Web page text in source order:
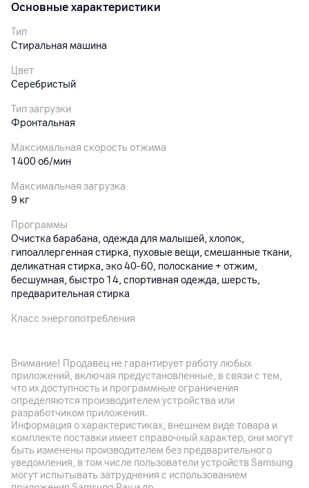
Основные характеристики
Тип
Стиральная машина
Цвет
Серебристый
Тип загрузки
Фронтальная
Максимальная скорость отжима
1400 об/мин
Максимальная загрузка
9 кг
Программы
Очистка барабана, одежда для малышей, хлопок,
гипоаллергенная стирка, пуховые вещи, смешанные ткани,
деликатная стирка, эко 40-60, полоскание + отжим,
бecшyмнaя, быстро 14, спортивная одежда, шерсть,
предварительная стирка
Класс энергопотребления
Функции и особенности
Обработка паром, технология искусственного интеллекта AI
DD (подбирает самый оптимальный режим стирки для
белья, распознавая вес и тип ткани), добавление вещи,
звуковой сигнал, регулировка температуры стирки,
регулировка скорости отжима, блокировка от детей, дверца
из закаленного стекла, поддержка удаленного управления и
диагностики через приложение ThinQ (поддержка Яндекс
Алисы)
Внимание! Продавец не гарантирует работу любых
приложений, включая предустановленные, в связи с тем,
что их доступность и программные ограничения
определяются производителем устройства или
разработчиком приложения.
Информация о характеристиках, внешнем виде товара и
комплекте поставки имеет справочный характер, они могут
быть изменены производителем без предварительного
уведомления, в том числе пользователи устройств Samsung
могут испытывать затруднения с использованием